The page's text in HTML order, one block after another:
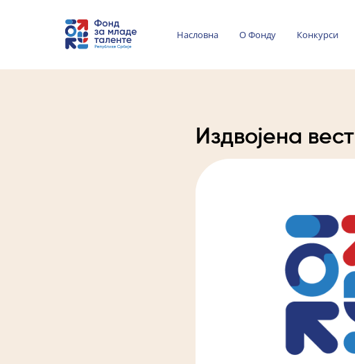
Насловна О Фонду Конкурси
Издвојена вест